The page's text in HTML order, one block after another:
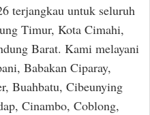
terjangkau untuk seluruh
Timur, Kota Cimahi,
Barat. Kami melayani
Babakan Ciparay,
Buahbatu, Cibeunying
Cinambo, Coblong,